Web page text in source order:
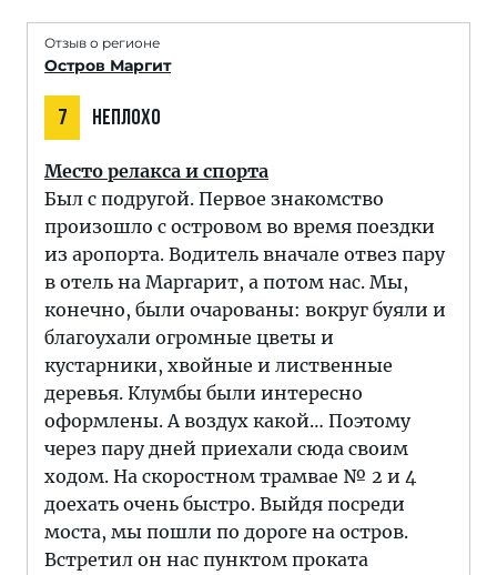
Отзыв о регионе
Остров Маргит
7 НЕПЛОХО
Место релакса и спорта
Был с подругой. Первое знакомство
произошло с островом во время поездки
из аропорта. Водитель вначале отвез пару
в отель на Маргарит, а потом нас. Мы,
конечно, были очарованы: вокруг буяли и
благоухали огромные цветы и
кустарники, хвойные и лиственные
деревья. Клумбы были интересно
оформлены. А воздух какой… Поэтому
через пару дней приехали сюда своим
ходом. На скоростном трамвае № 2 и 4
доехать очень быстро. Выйдя посреди
моста, мы пошли по дороге на остров.
Встретил он нас пунктом проката